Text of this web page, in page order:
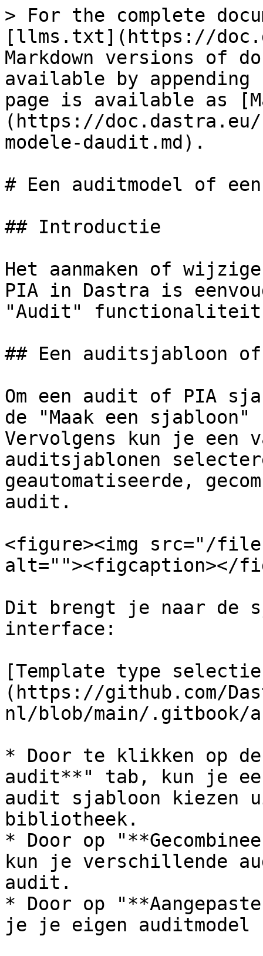
> For the complete
[llms.txt](https://
Markdown versions of
available by
page is available as
(https://
modele-daudit.md).
# Een auditmodel of
## Introductie
Het aanmaken of
PIA in Dastra is
"Audit"
## Een auditsjabloon
Om een audit of PIA
de "Maak een
Vervolgens kun je een
auditsjablonen
geautomatiseerde,
audit.
<figure><img src="/files/
alt=""><figcaption></
Dit brengt je naar de
interface:
[Template type
(https://github.com/
nl/blob/main/.gitbook/
* Door te klikken op de
audit**" tab, kun je
audit sjabloon kiezen
bibliotheek.
* Door op
kun je verschillende
audit.
* Door op
je je eigen auditmodel